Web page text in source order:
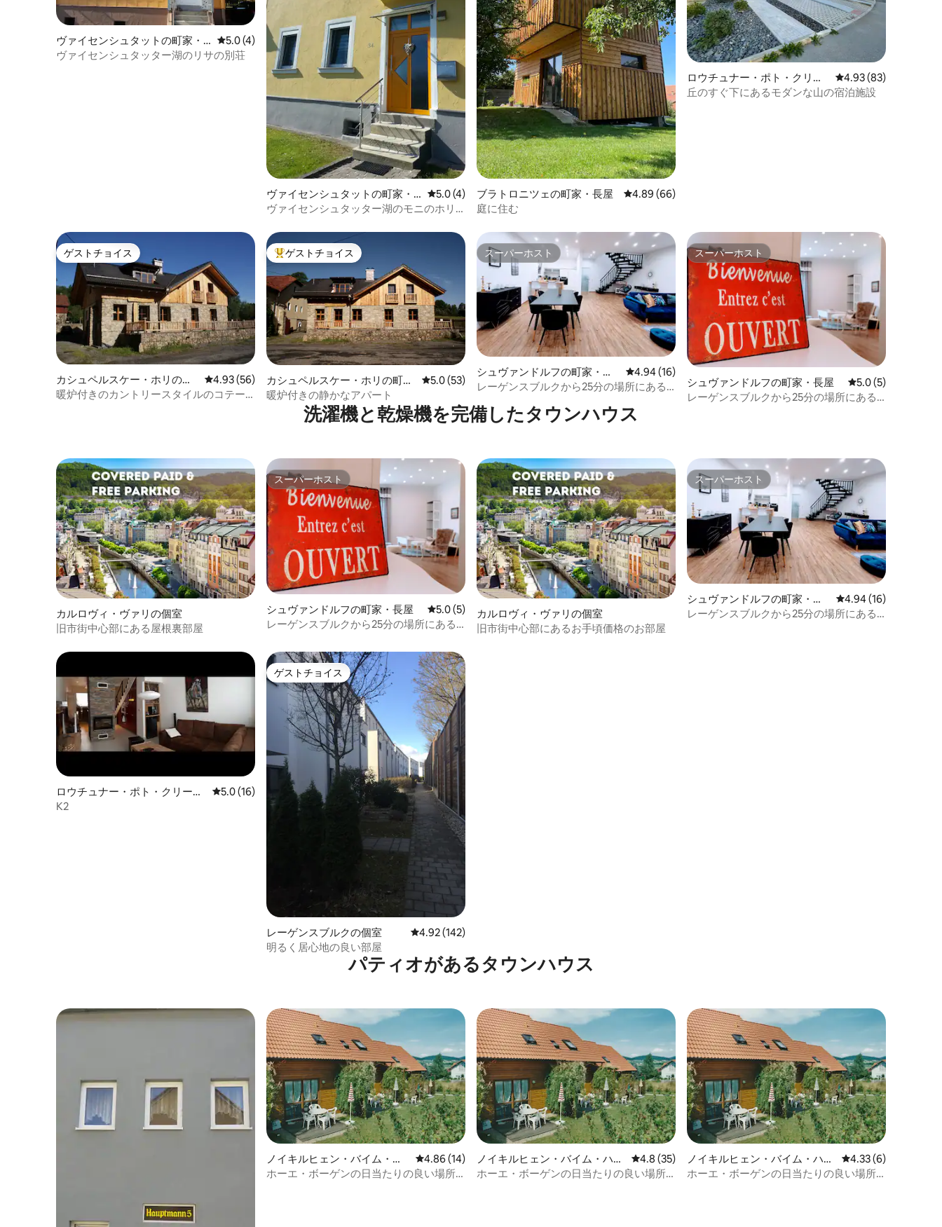
ヴァイセンシュタットの町家・
長屋
レビュー4件、5つ星中5.0つ星の平均評価
5.0 (4)
ヴァイセンシュタッター湖のリサの別荘
ヴァイセンシュタットの町家・
長屋
レビュー4件、5つ星中5.0つ星の平均評価
5.0 (4)
ヴァイセンシュタッター湖のモニのホリ
ブラトロニツェの町家・長屋 レビュー66件、5つ星中4.89つ星の平均評価
4.89 (66)
庭に住む
ロウチュナー・ポト・クリー
ノヴツェムの町家・長屋
レビュー83件、5つ星
4.93 (83)
丘のすぐ下にあるモダンな山の宿泊施設
ゲストチョイス
ゲストチョイス
カシュペルスケー・ホリの町
家・長屋
レビュー56件、5つ星中4.93つ星の平均評価
4.93 (56)
暖炉付きのカントリースタイルのコテー
大好評のゲストチョイスです。
ゲストチョイス
カシュペルスケー・ホリの町
家・長屋
レビュー53件、5つ星中5.0つ星の平均評価
5.0 (53)
暖炉付きの静かなアパート
スーパーホスト
スーパーホスト
シュヴァンドルフの町家・長
屋
レビュー16件、5つ星中4.94つ星の平均評価
4.94 (16)
レーゲンスブルクから25分の場所にある
スーパーホスト
スーパーホスト
シュヴァンドルフの町家・長屋 レビュー5件、5つ
5.0 (5)
レーゲンスブルクから25分の場所にある
洗濯機と乾燥機を完備したタウンハウス
カルロヴィ・ヴァリの個室
旧市街中心部にある屋根裏部屋
スーパーホスト
スーパーホスト
シュヴァンドルフの町家・長屋 レビュー5件、5つ星中5.0つ星の平均評価
5.0 (5)
レーゲンスブルクから25分の場所にある
カルロヴィ・ヴァリの個室
旧市街中心部にあるお手頃価格のお部屋
スーパーホスト
スーパーホスト
シュヴァンドルフの町家・長
屋
レビュー16件、5つ
4.94 (16)
レーゲンスブルクから25分の場所にある
ロウチュナー・ポト・クリーノ
ヴツェムの町家・長屋
レビュー16件、5つ星中5.0つ星の平均評価
5.0 (16)
K2
ゲストチョイス
ゲストチョイス
レーゲンスブルクの個室 レビュー142件、5つ星中4.92つ星の平均評価
4.92 (142)
明るく居心地の良い部屋
パティオがあるタウンハウス
ノイキルヒェン・バイム・ハ
イリゲン・ブルートの町家・
レビュー14件、5つ星中4.86つ星の平均評価
4.86 (14)
ホーエ・ボーゲンの日当たりの良い場所
ノイキルヒェン・バイム・ハイ
リゲン・ブルートの町家・長屋
レビュー35件、5つ星中4.8つ星の平均評価
4.8 (35)
ホーエ・ボーゲンの日当たりの良い場所
ノイキルヒェン・バイム・ハイ
リゲン・ブルートの町家・長屋
レビュー6件、5つ星
4.33 (6)
ホーエ・ボーゲンの日当たりの良い場所